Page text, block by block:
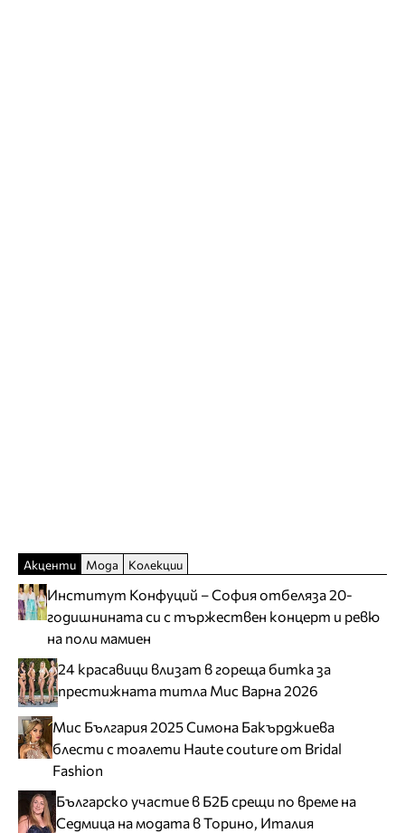
Акценти Мода Колекции
Институт Конфуций – София отбеляза 20-
годишнината си с тържествен концерт и ревю
на поли мамиен
24 красавици влизат в гореща битка за
престижната титла Мис Варна 2026
Мис България 2025 Симона Бакърджиева
блести с тоалети Haute couture от Bridal
Fashion
Българско участие в Б2Б срещи по време на
Седмица на модата в Торино, Италия